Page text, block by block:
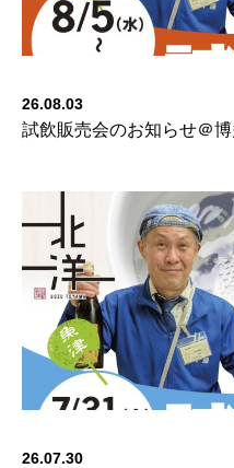
26.08.03
試飲販売会のお知らせ＠
26.07.30